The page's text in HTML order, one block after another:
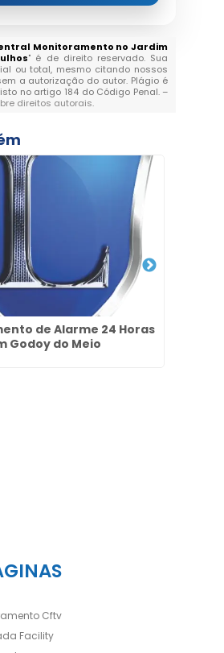
Monitoramento no Jardim
" é de direito reservado. Sua
ou total, mesmo citando nossos
a autorização do autor. Plágio é
no artigo 184 do Código Penal. –
direitos autorais.
de Alarme 24 Horas
Godoy do Meio
Cftv
Facility